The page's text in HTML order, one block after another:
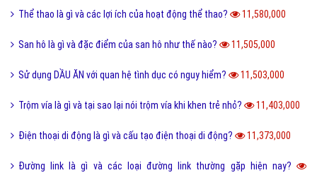
Thể thao là gì và các lợi ích của hoạt động thể thao? 11,580,000
San hô là gì và đặc điểm của san hô như thế nào? 11,505,000
Sử dụng DẦU ĂN với quan hệ tình dục có nguy hiểm? 11,503,000
Trộm vía là gì và tại sao lại nói trộm vía khi khen trẻ nhỏ? 11,403,000
Điện thoại di động là gì và cấu tạo điện thoại di động? 11,373,000
Đường link là gì và các loại đường link thường gặp hiện nay?